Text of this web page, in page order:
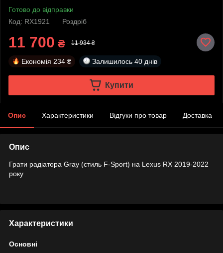
Готово до відправки
Код: RX1921
Роздріб
11 700 ₴ 11 934 ₴
Економія 234 ₴ Залишилось 40 днів
Купити
Опис Характеристики Відгуки про товар Доставка
Опис
Грати радіатора Gray (стиль F-Sport) на Lexus RX 2019-2022
року
Характеристики
Основні